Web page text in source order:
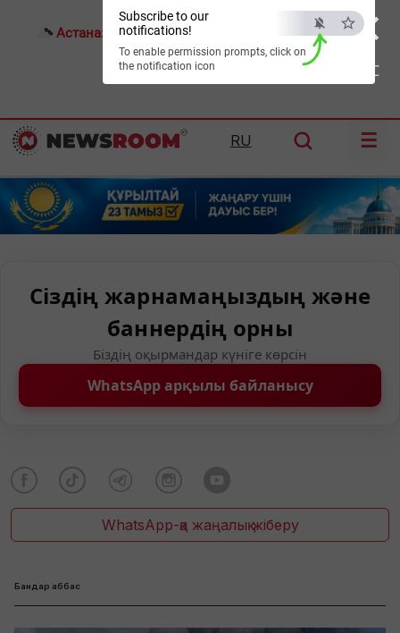
×
ESC
Subscribe to our
notifications!
To enable permission prompts, click on
the notification icon
Астана: 26°C Алматы: Шымкент:35°C
RU ☰
Сіздің жарнамаңыздың және
баннердің орны
Біздің оқырмандар күніге көрсін
WhatsApp арқылы байланысу
WhatsApp-қа жаңалық жіберу
Бандар аббас